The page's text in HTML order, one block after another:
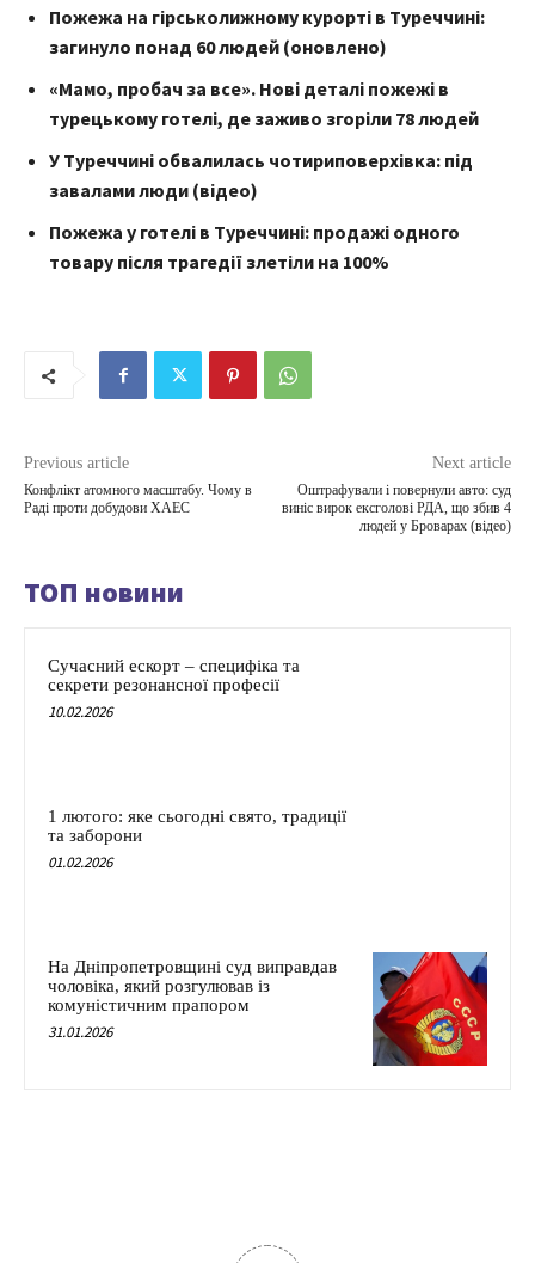
Пожежа на гірськолижному курорті в Туреччині:
загинуло понад 60 людей (оновлено)
«Мамо, пробач за все». Нові деталі пожежі в
турецькому готелі, де заживо згоріли 78 людей
У Туреччині обвалилась чотириповерхівка: під
завалами люди (відео)
Пожежа у готелі в Туреччині: продажі одного
товару після трагедії злетіли на 100%
Previous article
Конфлікт атомного масштабу. Чому в
Раді проти добудови ХАЕС
Next article
Оштрафували і повернули авто: суд
виніс вирок ексголові РДА, що збив 4
людей у Броварах (відео)
ТОП новини
Сучасний ескорт – специфіка та
секрети резонансної професії
10.02.2026
1 лютого: яке сьогодні свято, традиції
та заборони
01.02.2026
На Дніпропетровщині суд виправдав
чоловіка, який розгулював із
комуністичним прапором
31.01.2026